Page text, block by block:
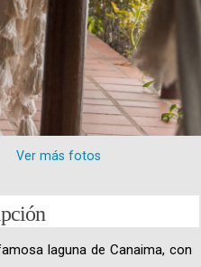
Ver más fotos
laguna de Canaima, con